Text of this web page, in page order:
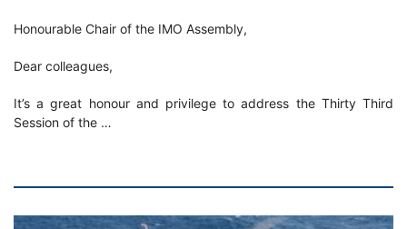
Honourable Chair of the IMO Assembly,
Dear colleagues,
It’s a great honour and privilege to address the Thirty Third
Session of the …